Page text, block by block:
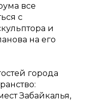
все
с
и
на его
города
Забайкалья,